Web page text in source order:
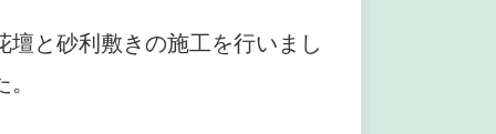
壇と砂利敷きの施工を行いまし